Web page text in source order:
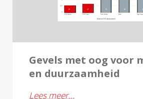
Gevels met oog voor
en duurzaamheid
Lees meer…